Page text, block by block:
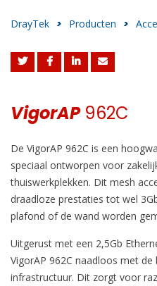
DrayTek > Producten >
VigorAP962C
De VigorAP 962C is een
speciaal ontworpen voor
thuiswerkplekken. Dit mesh
draadloze prestaties tot wel
plafond of de wand worden
Uitgerust met een 2,5Gb
VigorAP 962C naadloos met
infrastructuur. Dit zorgt voor